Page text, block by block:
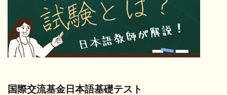
国際交流基金日本語基礎テスト